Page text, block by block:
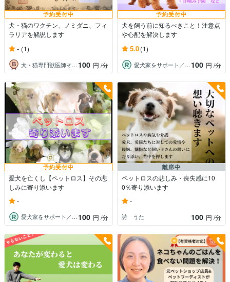
予約受付中
犬・猫のワクチン、ノミダニ、フィ
ラリアを解説します
- (1)
犬・猫専門獣医師そらん 100 円 /分
予約受付中
犬を飼う前に知るべきこと！注意点
や心配を解決します
5.0(1)
愛犬家をサポート／コーチ＆メモリアル動画 100 円 /分
予約受付中
愛犬を亡くし【ペットロス】その悲
しみに寄り添います
-
愛犬家をサポート／コーチ＆メモリアル動画100 円 /分
離席中
ペットロスの悲しみ・喪失感に10
0％寄り添います
-
詩 うた 100 円 /分